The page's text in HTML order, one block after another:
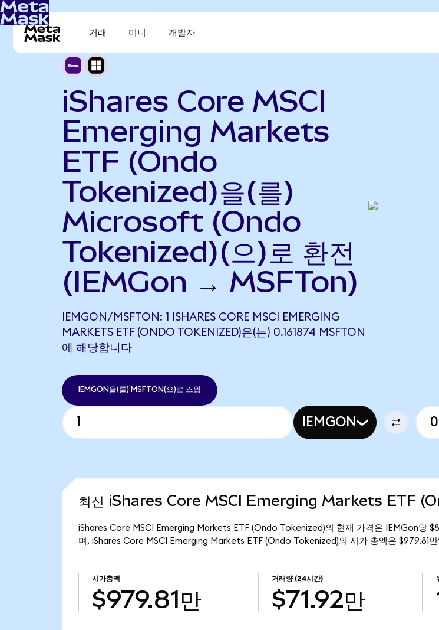
거래 머니 개발자
iShares Core MSCI
Emerging Markets
ETF (Ondo
Tokenized)을(를)
Microsoft (Ondo
Tokenized)(으)로 환전
(IEMGon → MSFTon)
IEMGON/MSFTON: 1 ISHARES CORE MSCI EMERGING
MARKETS ETF (ONDO TOKENIZED)은(는) 0.161874 MSFTON
에 해당합니다
IEMGON을(를) MSFTON(으)로 스왑
IEMGON
최신 iShares Core MSCI Emerging Markets ETF
iShares Core MSCI Emerging Markets ETF (Ondo Tokenized)의 현재 가격은 IEMGon당
며, iShares Core MSCI Emerging Markets ETF (Ondo Tokenized)의 시가 총액은 $979.81만
시가총액
$979.81만
거래량 (24시간)
$71.92만